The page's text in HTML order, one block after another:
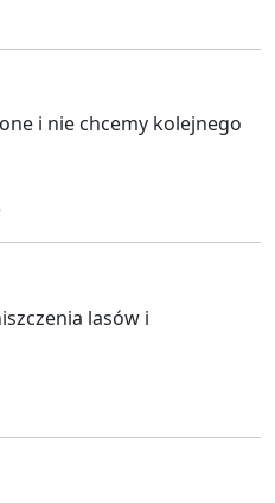
i nie chcemy kolejnego
lasów i